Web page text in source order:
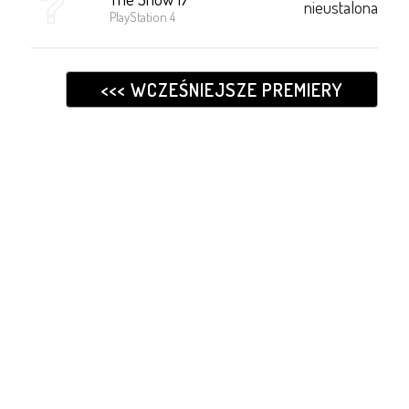
PlayStation 4 nieustalona
<<< WCZEŚNIEJSZE PREMIERY